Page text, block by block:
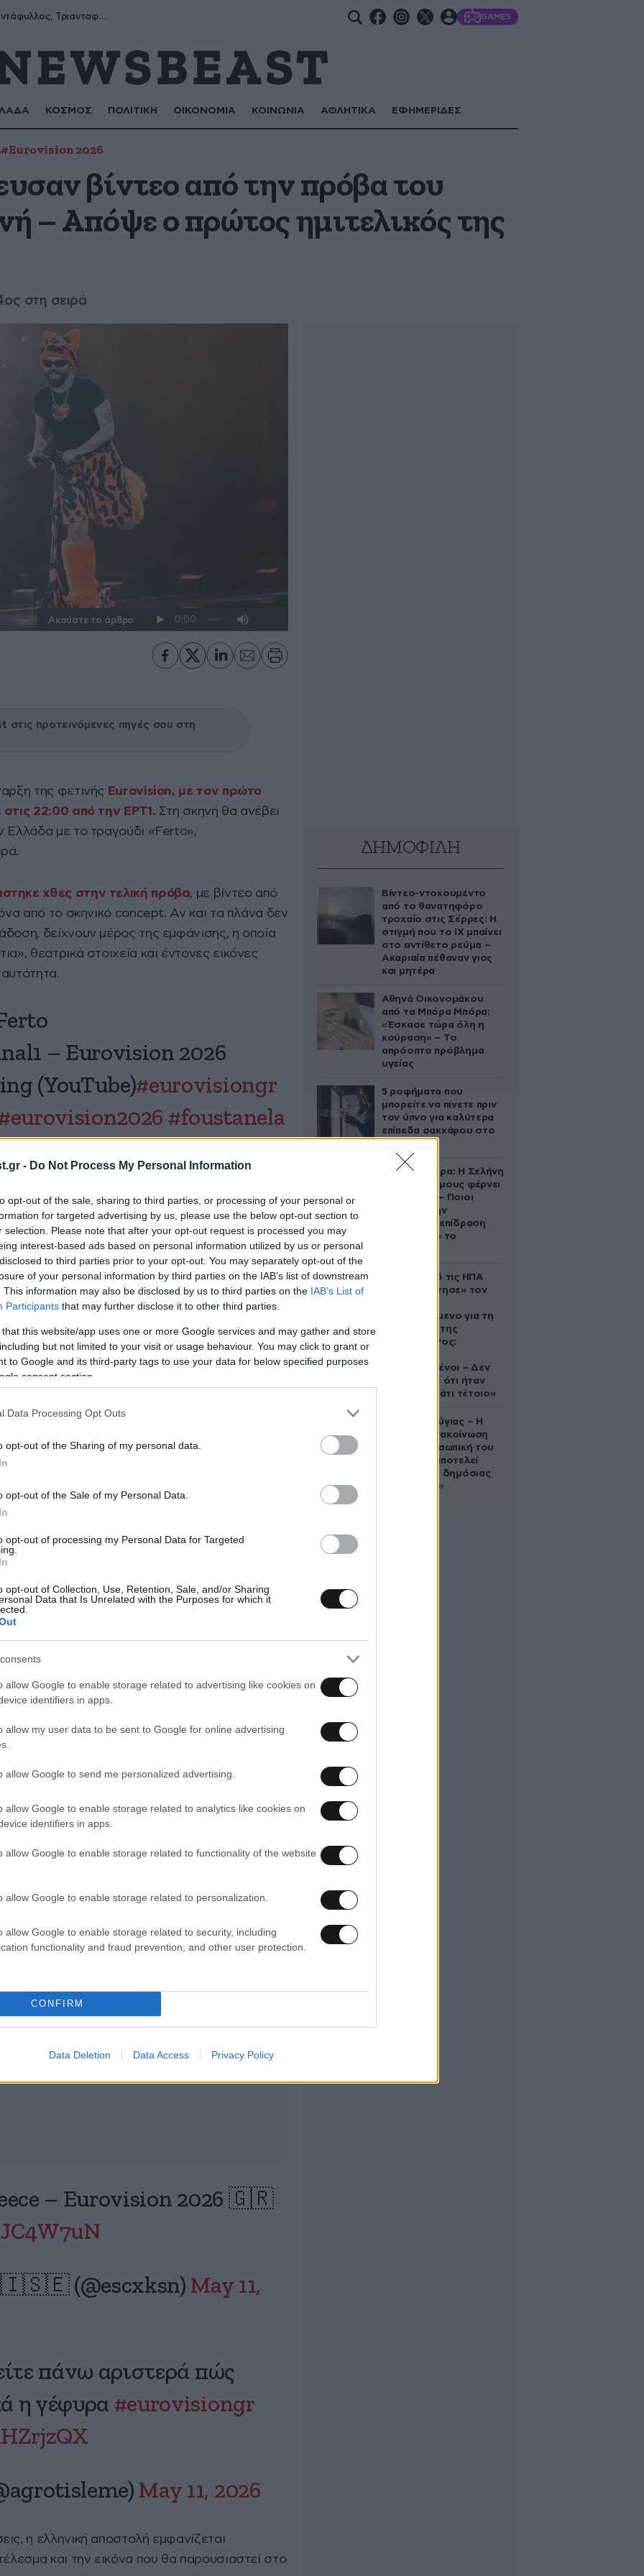
- Do Not Process My Personal Information
opt-out of the sale, sharing to third parties, or processing of your personal or
for targeted advertising by us, please use the below opt-out section to
selection. Please note that after your opt-out request is processed you may
interest-based ads based on personal information utilized by us or personal
to third parties prior to your opt-out. You may separately opt-out of the
of your personal information by third parties on the IAB’s list of downstream
This information may also be disclosed by us to third parties on the IAB’s List of
Participants that may further disclose it to other third parties.
that this website/app uses one or more Google services and may gather and store
but not limited to your visit or usage behaviour. You may click to grant or
to Google and its third-party tags to use your data for below specified purposes
consent section.
Data Processing Opt Outs
opt-out of the Sharing of my personal data.
opt-out of the Sale of my Personal Data.
opt-out of processing my Personal Data for Targeted
opt-out of Collection, Use, Retention, Sale, and/or Sharing
Data that Is Unrelated with the Purposes for which it
allow Google to enable storage related to advertising like cookies on
identifiers in apps.
allow my user data to be sent to Google for online advertising
allow Google to send me personalized advertising.
allow Google to enable storage related to analytics like cookies on
identifiers in apps.
allow Google to enable storage related to functionality of the website
allow Google to enable storage related to personalization.
allow Google to enable storage related to security, including
functionality and fraud prevention, and other user protection.
CONFIRM
Data Deletion Data Access Privacy Policy
Μύρων, Τριαντάφυλλος, Τριανταφυλλιά, Φυλλιώ, Ρόζα GAMES
ΚΟΣΜΟΣ ΠΟΛΙΤΙΚΗ ΟΙΚΟΝΟΜΙΑ ΚΟΙΝΩΝΙΑ ΑΘΛΗΤΙΚΑ ΕΦΗΜΕΡΙΔΕΣ
#Eurovision 2026
βίντεο από την πρόβα του
– Απόψε ο πρώτος ημιτελικός της
στη σειρά
Ακούστε το άρθρο
στις προτεινόμενες πηγές σου στη
της φετινής Eurovision, με τον πρώτο
στις 22:00 από την ΕΡΤ1. Στη σκηνή θα ανέβει
Ελλάδα με το τραγούδι «Ferto»,
χθες στην τελική πρόβα, με βίντεο από
από το σκηνικό concept. Αν και τα πλάνα δεν
δείχνουν μέρος της εμφάνισης, η οποία
θεατρικά στοιχεία και έντονες εικόνες
– Eurovision 2026
(YouTube)#eurovisiongr
#foustanela
May 11, 2026
άλλων, ηΠαρθένα Χοροζίδου και ο
μετακινείται μέσα από διαφορετικούς χώρους
παραδοσιακό σκηνικό σε έναν αρχαιοπρεπή
της κατασκευής για το πιο συγκινητικό
αφιερωμένο στη μητέρα του.
πρόβα του Ακύλα. Ο
παιδιά πιο καρακιτς δεν
τη χορογραφία του
αυτό το πράμα;
@eurovisionfn
(@LocoWorldGR2)
– Eurovision 2026 🇬🇷
(@escxksn) May 11,
πάνω αριστερά πώς
η γέφυρα #eurovisiongr
May 11, 2026
η ελληνική αποστολή εμφανίζεται
και την εικόνα που θα παρουσιαστεί στο
ΔΗΜΟΦΙΛΗ
Βίντεο-ντοκουμέντο
από το θανατηφόρο
τροχαίο στις Σέρρες: Η
στιγμή που το ΙΧ μπαίνει
στο αντίθετο ρεύμα –
Ακαριαία πέθαναν γιος
και μητέρα
Αθηνά Οικονομάκου
από τα Μπόρα Μπόρα:
«Έσκασε τώρα όλη η
κούραση» – Το
απρόοπτο πρόβλημα
υγείας
5 ροφήματα που
μπορείτε να πίνετε πριν
τον ύπνο για καλύτερα
επίπεδα σακχάρου στο
Ζώδια σήμερα: Η Σελήνη
στους Διδύμους φέρνει
ανατροπές – Ποιοι
δέχονται την
ευεργετική επίδραση
του Δία από το
Ζευγάρι από τις ΗΠΑ
που «υιοθέτησε» τον
κατηγορούμενο για τη
δολοφονία της
Ελίζαμπεθ Ρος:
συντετριμμένοι – Δεν
έδειξε ποτέ ότι ήταν
ικανός για κάτι τέτοιο»
Χρίστος Κούγιας – Η
αυστηρή ανακοίνωση
για την προσωπική του
ζωή: «Δεν αποτελεί
αντικείμενο δημόσιας
συζήτησης»